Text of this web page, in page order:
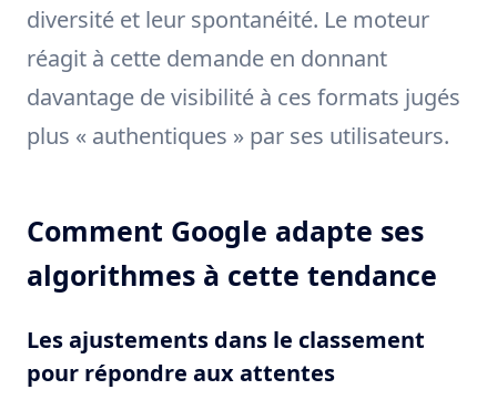
diversité et leur spontanéité. Le moteur
réagit à cette demande en donnant
davantage de visibilité à ces formats jugés
plus « authentiques » par ses utilisateurs.
Comment Google adapte ses
algorithmes à cette tendance
Les ajustements dans le classement
pour répondre aux attentes